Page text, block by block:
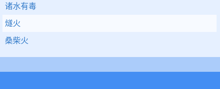
诸水有毒
燧火
桑柴火